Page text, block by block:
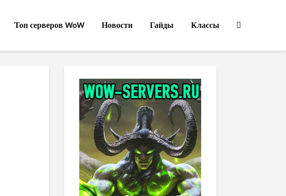
Топ серверов WoW Новости Гайды Классы